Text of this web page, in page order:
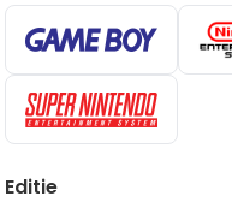
Editie